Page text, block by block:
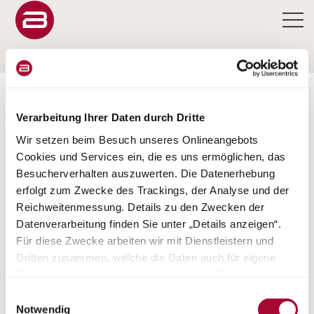
Verarbeitung Ihrer Daten durch Dritte
Wir setzen beim Besuch unseres Onlineangebots
Cookies und Services ein, die es uns ermöglichen, das
Besucherverhalten auszuwerten. Die Datenerhebung
erfolgt zum Zwecke des Trackings, der Analyse und der
Reichweitenmessung. Details zu den Zwecken der
Datenverarbeitung finden Sie unter „Details anzeigen“.
Für diese Zwecke arbeiten wir mit Dienstleistern und
Dritten zusammen, welche die Daten auch für eigene
„Cookies und Services zulassen“ oder durch Auswählen
Notwendig
KONFIGURATOR
CONFIGURATEUR LYSE
O I